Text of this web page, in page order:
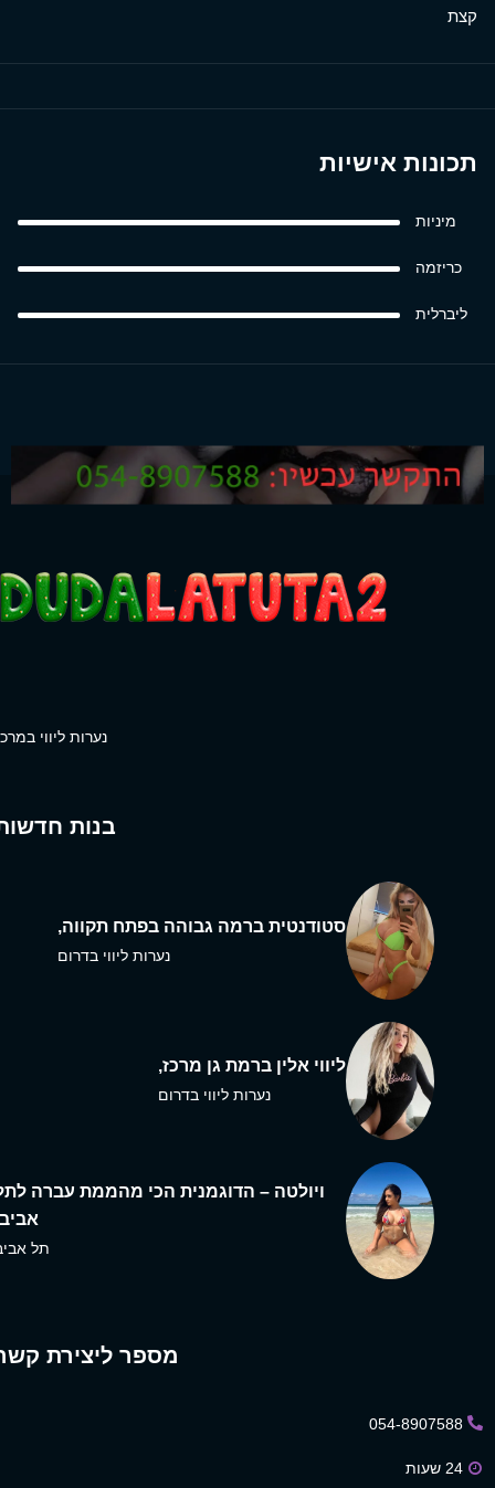
קצת
תכונות אישיות
מיניות
כריזמה
ליברלית
נערות ליווי
בנות
סטודנטית ברמה גבוהה בפתח תקווה,
נערות ליווי בדרום
ליווי אלין ברמת גן מרכז,
נערות ליווי בדרום
ויולטה – הדוגמנית הכי מהממת עברה
תל
מספר ליצירת
054-8907588
24 שעות